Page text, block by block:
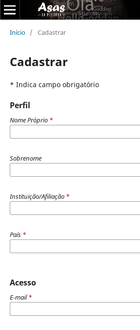
Início / Cadastrar
Cadastrar
* Indica campo obrigatório
Perfil
Nome Próprio *
Sobrenome
Instituição/Afiliação *
País *
Acesso
E-mail*